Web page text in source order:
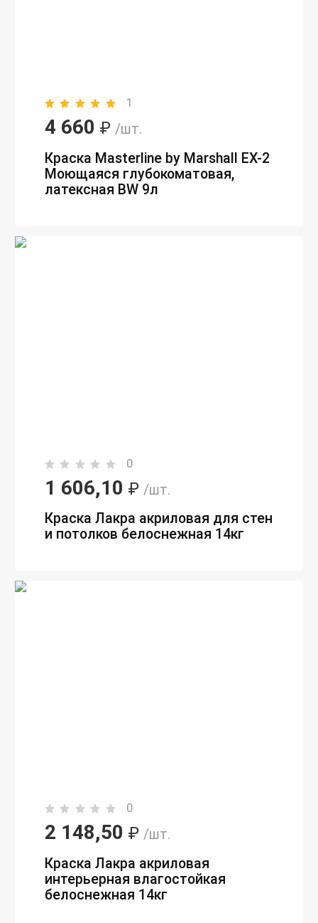
1
4 660 ₽ /шт.
Краска Masterline by Marshall EX-2
Моющаяся глубокоматовая,
латексная BW 9л
0
1 606,10 ₽ /шт.
Краска Лакра акриловая для стен
и потолков белоснежная 14кг
0
2 148,50 ₽ /шт.
Краска Лакра акриловая
интерьерная влагостойкая
белоснежная 14кг